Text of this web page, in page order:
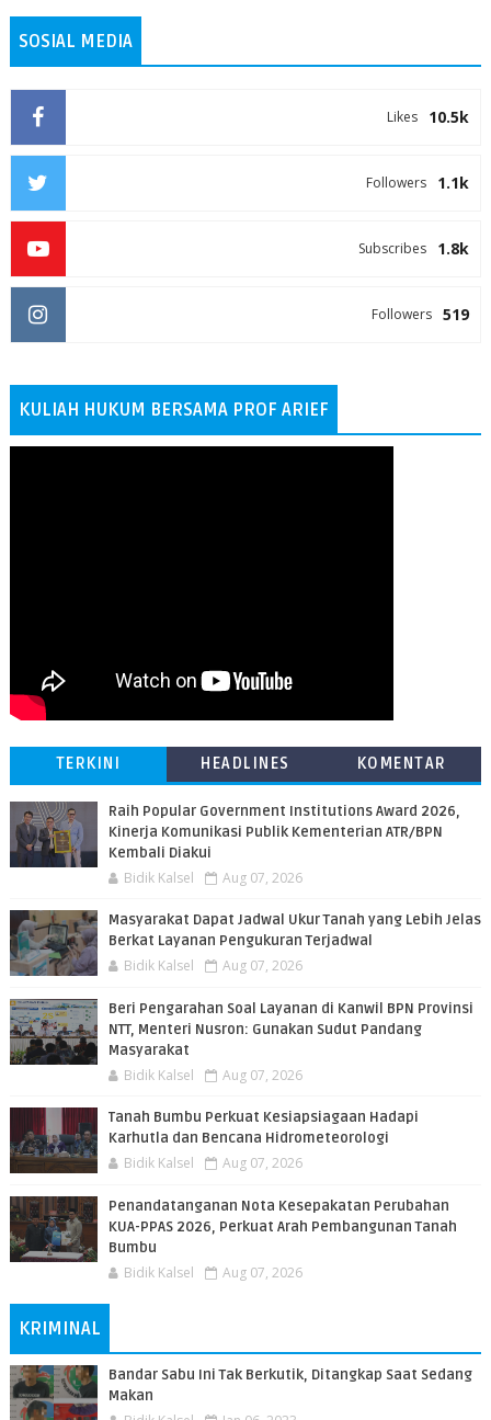
SOSIAL MEDIA
10.5k
Likes
1.1k
Followers
1.8k
Subscribes
519
Followers
KULIAH HUKUM BERSAMA PROF ARIEF
TERKINI HEADLINES KOMENTAR
Raih Popular Government Institutions Award 2026,
Kinerja Komunikasi Publik Kementerian ATR/BPN
Kembali Diakui
Bidik Kalsel Aug 07, 2026
Masyarakat Dapat Jadwal Ukur Tanah yang Lebih Jelas
Berkat Layanan Pengukuran Terjadwal
Bidik Kalsel Aug 07, 2026
Beri Pengarahan Soal Layanan di Kanwil BPN Provinsi
NTT, Menteri Nusron: Gunakan Sudut Pandang
Masyarakat
Bidik Kalsel Aug 07, 2026
Tanah Bumbu Perkuat Kesiapsiagaan Hadapi
Karhutla dan Bencana Hidrometeorologi
Bidik Kalsel Aug 07, 2026
Penandatanganan Nota Kesepakatan Perubahan
KUA-PPAS 2026, Perkuat Arah Pembangunan Tanah
Bumbu
Bidik Kalsel Aug 07, 2026
KRIMINAL
Bandar Sabu Ini Tak Berkutik, Ditangkap Saat Sedang
Makan